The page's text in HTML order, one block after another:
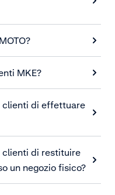
MKE?
clienti di effettuare
clienti di restituire
un negozio fisico?